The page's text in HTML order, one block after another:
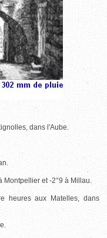
dans l'Aube.
Montpellier et -2°9 à Millau.
heures aux Matelles, dans